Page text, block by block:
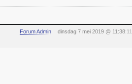
Forum Admin dinsdag 7 mei 2019 @ 11:38:11